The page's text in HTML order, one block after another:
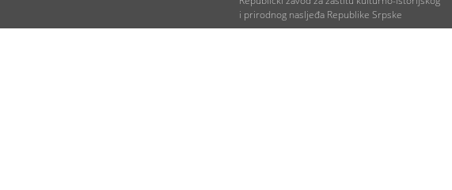
i prirodnog nasljeđa Republike Srpske